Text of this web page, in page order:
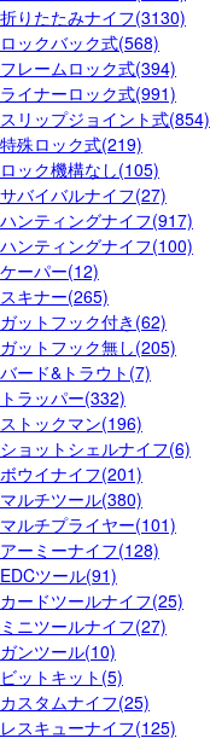
折りたたみナイフ(3130)
ロックバック式(568)
フレームロック式(394)
ライナーロック式(991)
スリップジョイント式(854)
特殊ロック式(219)
ロック機構なし(105)
サバイバルナイフ(27)
ハンティングナイフ(917)
ハンティングナイフ(100)
ケーパー(12)
スキナー(265)
ガットフック付き(62)
ガットフック無し(205)
バード&トラウト(7)
トラッパー(332)
ストックマン(196)
ショットシェルナイフ(6)
ボウイナイフ(201)
マルチツール(380)
マルチプライヤー(101)
アーミーナイフ(128)
EDCツール(91)
カードツールナイフ(25)
ミニツールナイフ(27)
ガンツール(10)
ビットキット(5)
カスタムナイフ(25)
レスキューナイフ(125)